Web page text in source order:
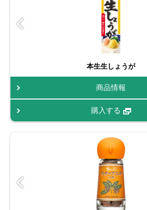
本生生しょうが
商品情報
購入する